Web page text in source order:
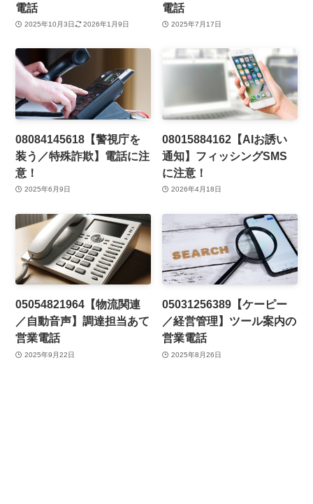
電話
2025年10月3日 2026年1月9日
電話
2025年7月17日
08084145618【警視庁を
装う／特殊詐欺】電話に注
意！
2025年6月9日
08015884162【AIお誘い
通知】フィッシングSMS
に注意！
2026年4月18日
05054821964【物流関連
／自動音声】調達担当あて
営業電話
2025年9月22日
05031256389【ケーピー
／経営管理】ツール案内の
営業電話
2025年8月26日